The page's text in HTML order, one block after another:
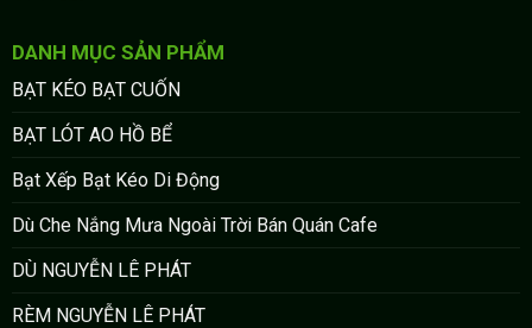
DANH MỤC SẢN PHẨM
BẠT KÉO BẠT CUỐN
BẠT LÓT AO HỒ BỂ
Bạt Xếp Bạt Kéo Di Động
Dù Che Nắng Mưa Ngoài Trời Bán Quán Cafe
DÙ NGUYỄN LÊ PHÁT
RÈM NGUYỄN LÊ PHÁT